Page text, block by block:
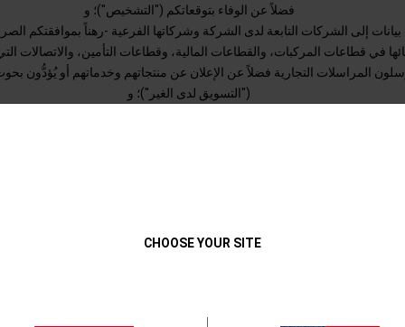
CHOOSE YOUR SITE
فضلاً عن الوفاء بتوقعاتكم ("التشخيص")؛ و
بيانات إلى الشركات التابعة لدى الشركة وشركاتها الفرعية -رهناً بموافقتكم
في قطاعات المركبات، والقطاعات المالية، وقطاعات التأمين، والاتصالات التي
المراسلات التجارية فضلاً عن الإعلان عن منتجاتهم وخدماتهم أو يُؤدُّون
("التسويق لدى الغير")؛ و
في نسخة مطبوعة بطرق تلقائية أو إلكترونية، بما في ذلك البريد أو البريد
تعاقدية مُحدَّدة. قد تُرسَل البيانات إلى الغير للامتثال مع التزامات قانونية لتنفيذ